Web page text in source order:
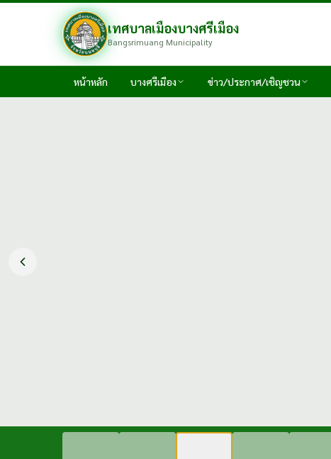
เทศบาลเมืองบางศรีเมือง
Bangsrimuang Municipality
หน้าหลัก บางศรีเมือง ข่าว/ประกาศ/เชิญชวน